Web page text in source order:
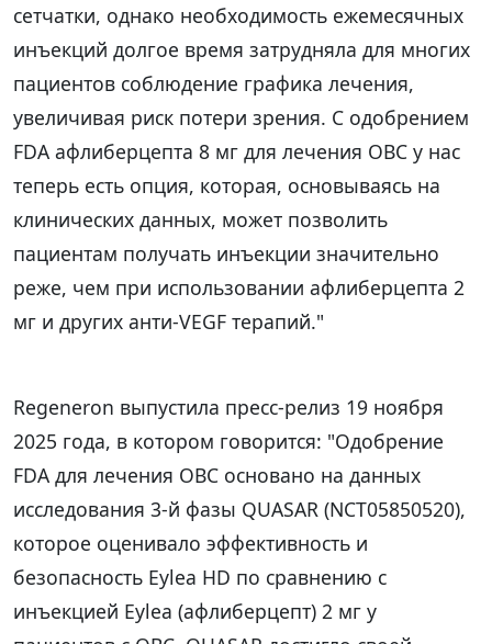
сетчатки, однако необходимость ежемесячных
инъекций долгое время затрудняла для многих
пациентов соблюдение графика лечения,
увеличивая риск потери зрения. С одобрением
FDA афлиберцепта 8 мг для лечения ОВС у нас
теперь есть опция, которая, основываясь на
клинических данных, может позволить
пациентам получать инъекции значительно
реже, чем при использовании афлиберцепта 2
мг и других анти-VEGF терапий."
Regeneron выпустила пресс-релиз 19 ноября
2025 года, в котором говорится: "Одобрение
FDA для лечения ОВС основано на данных
исследования 3-й фазы QUASAR (NCT05850520),
которое оценивало эффективность и
безопасность Eylea HD по сравнению с
инъекцией Eylea (афлиберцепт) 2 мг у